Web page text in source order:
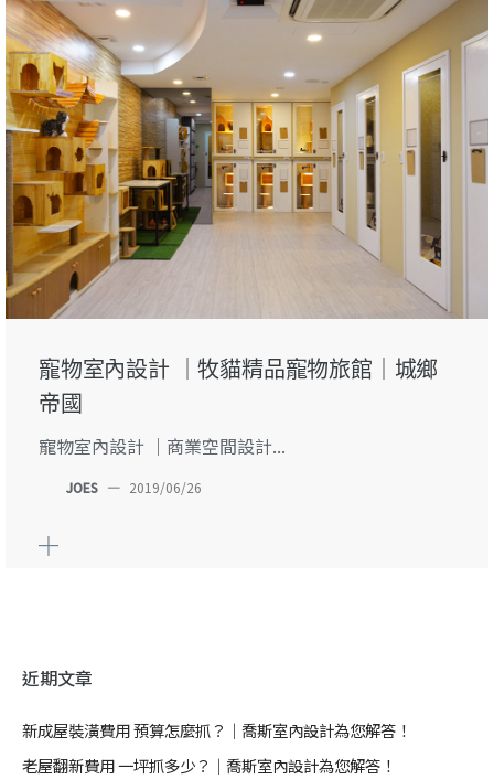
寵物室內設計 ｜牧貓精品寵物旅館｜城鄉
帝國
寵物室內設計 ｜商業空間設計...
JOES — 2019/06/26
近期文章
新成屋裝潢費用 預算怎麼抓？｜喬斯室內設計為您解答！
老屋翻新費用 一坪抓多少？｜喬斯室內設計為您解答！